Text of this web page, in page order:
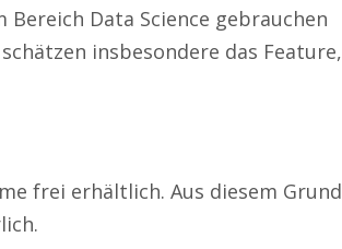
Data Science gebrauchen
insbesondere das Feature,
frei erhältlich. Aus diesem Grund